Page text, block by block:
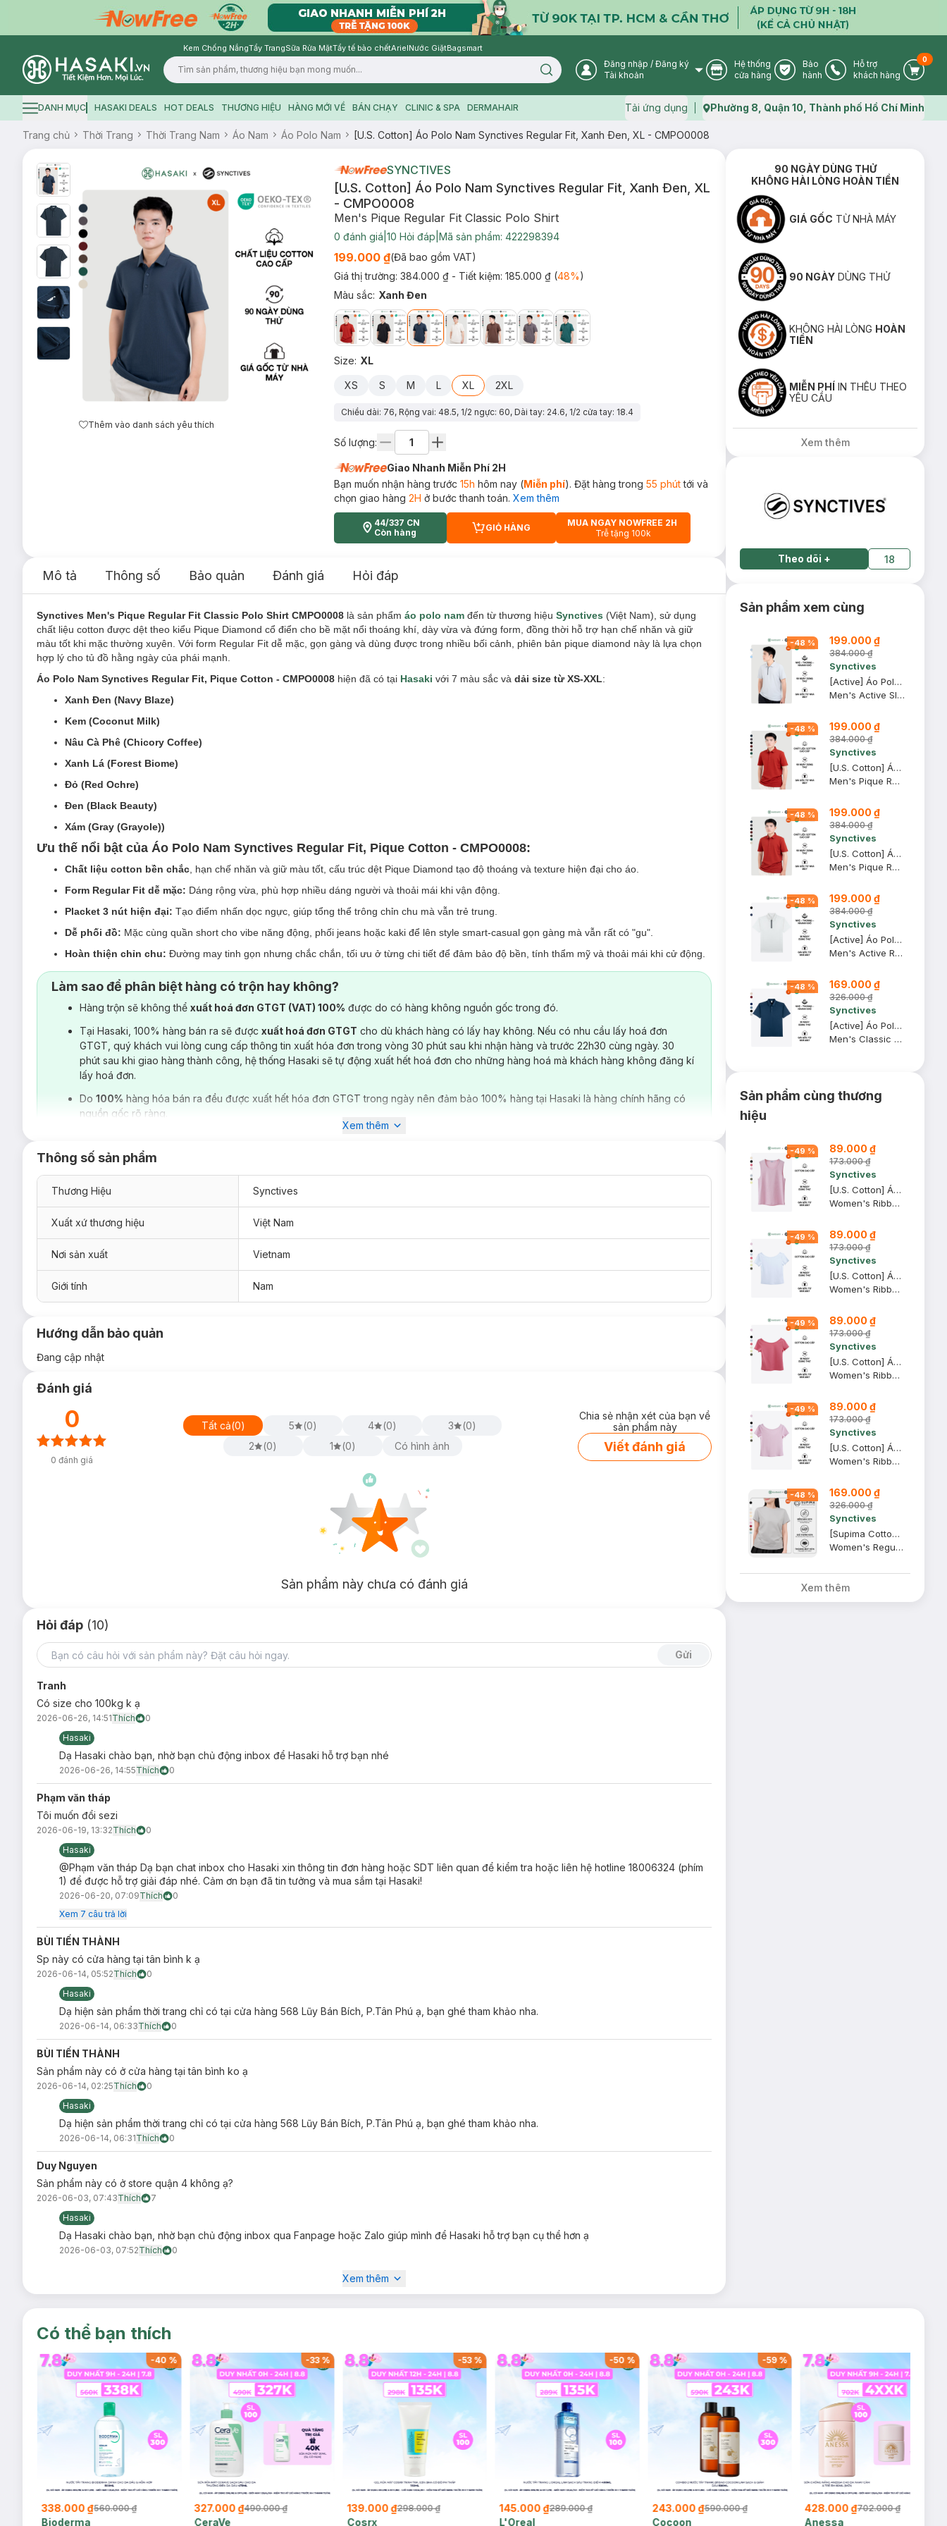
Kem Chống NắngTẩy TrangSữa Rửa MặtTẩy tế bào chếtArielNước GiặtBagsmart
Logo
Search icon User Icon
Đăng nhập / Đăng ký
Tài khoản
Store Icon
Hệ thống
cửa hàng
Warranty Icon
Bảo
hành
Phone Icon
Hỗ trợ
khách hàng
Cart
0
Hamburger icon
DANH MỤC HASAKI DEALS HOT DEALS THƯƠNG HIỆU HÀNG MỚI VỀ BÁN CHẠY CLINIC & SPA DERMAHAIR Tải ứng dụng Map icon
Phường 8, Quận 10, Thành phố Hồ Chí Minh
Trang chủ Thời Trang Thời Trang Nam Áo Nam Áo Polo Nam [U.S. Cotton] Áo Polo Nam Synctives Regular Fit, Xanh Ðen, XL - CMPO0008
Thêm vào danh sách yêu thích
SYNCTIVES
[U.S. Cotton] Áo Polo Nam Synctives Regular Fit, Xanh Ðen, XL
- CMPO0008
Men's Pique Regular Fit Classic Polo Shirt
0 đánh giá 10 Hỏi đáp Mã sản phẩm: 422298394
199.000 ₫(Đã bao gồm VAT)
Giá thị trường: 384.000 ₫ - Tiết kiệm: 185.000 ₫(48%)
Màu sắc: Xanh Đen
Size: XL
XS S M L XL 2XL
Chiều dài: 76, Rộng vai: 48.5, 1/2 ngực: 60, Dài tay: 24.6, 1/2 cửa tay: 18.4
Số lượng:
Giao Nhanh Miễn Phí 2H
Bạn muốn nhận hàng trước 15h hôm nay (Miễn phí). Đặt hàng trong 55 phúttới và
chọn giao hàng 2H ở bước thanh toán. Xem thêm
44/337 CN
Còn hàng
CART PLUS ICON
GIỎ HÀNG
MUA NGAY NOWFREE 2H
Trễ tặng 100k
Mô tả Thông số Bảo quản Đánh giá Hỏi đáp
Synctives Men's Pique Regular Fit Classic Polo Shirt CMPO0008 là sản phẩm áo polo nam đến từ thương hiệu Synctives (Việt Nam), sử dụng
chất liệu cotton được dệt theo kiểu Pique Diamond cổ điển cho bề mặt nổi thoáng khí, dày vừa và đứng form, đồng thời hỗ trợ hạn chế nhăn và giữ
màu tốt khi mặc thường xuyên. Với form Regular Fit dễ mặc, gọn gàng và dùng được trong nhiều bối cảnh, phiên bản pique diamond này là lựa chọn
hợp lý cho tủ đồ hằng ngày của phái mạnh.
Áo Polo Nam Synctives Regular Fit, Pique Cotton - CMPO0008 hiện đã có tại Hasaki với 7 màu sắc và dải size từ XS-XXL:
Xanh Đen (Navy Blaze)
Kem (Coconut Milk)
Nâu Cà Phê (Chicory Coffee)
Xanh Lá (Forest Biome)
Đỏ (Red Ochre)
Đen (Black Beauty)
Xám (Gray (Grayole))
Ưu thế nổi bật của Áo Polo Nam Synctives Regular Fit, Pique Cotton - CMPO0008:
Chất liệu cotton bền chắc , hạn chế nhăn và giữ màu tốt, cấu trúc dệt Pique Diamond tạo độ thoáng và texture hiện đại cho áo.
Form Regular Fit dễ mặc: Dáng rộng vừa, phù hợp nhiều dáng người và thoải mái khi vận động.
Placket 3 nút hiện đại: Tạo điểm nhấn dọc ngực, giúp tổng thể trông chỉn chu mà vẫn trẻ trung.
Dễ phối đồ: Mặc cùng quần short cho vibe năng động, phối jeans hoặc kaki để lên style smart-casual gọn gàng mà vẫn rất có "gu".
Hoàn thiện chỉn chu: Đường may tinh gọn nhưng chắc chắn, tối ưu ở từng chi tiết để đảm bảo độ bền, tính thẩm mỹ và thoải mái khi cử động.
Làm sao để phân biệt hàng có trộn hay không?
Hàng trộn sẽ không thể xuất hoá đơn GTGT (VAT) 100% được do có hàng không nguồn gốc trong đó.
Tại Hasaki, 100% hàng bán ra sẽ được xuất hoá đơn GTGT cho dù khách hàng có lấy hay không. Nếu có nhu cầu lấy hoá đơn
GTGT, quý khách vui lòng cung cấp thông tin xuất hóa đơn trong vòng 30 phút sau khi nhận hàng và trước 22h30 cùng ngày. 30
phút sau khi giao hàng thành công, hệ thống Hasaki sẽ tự động xuất hết hoá đơn cho những hàng hoá mà khách hàng không đăng kí
lấy hoá đơn.
Do 100% hàng hóa bán ra đều được xuất hết hóa đơn GTGT trong ngày nên đảm bảo 100% hàng tại Hasaki là hàng chính hãng có
nguồn gốc rõ ràng.
Xem thêm
Thông số sản phẩm
Thương Hiệu Synctives
Xuất xứ thương hiệu Việt Nam
Nơi sản xuất Vietnam
Giới tính Nam
Hướng dẫn bảo quản
Đang cập nhật
Đánh giá
0
0 đánh giá
Tất cả(0) 5 (0) 4 (0) 3 (0)
2
(0) 1 (0) Có hình ảnh
Chia sẻ nhận xét của bạn về
sản phẩm này
Viết đánh giá
Sản phẩm này chưa có đánh giá
Hỏi đáp (10)
Gửi
Tranh
Có size cho 100kg k ạ
2026-06-26, 14:51Thích
0
Hasaki
Dạ Hasaki chào bạn, nhờ bạn chủ động inbox để Hasaki hỗ trợ bạn nhé
2026-06-26, 14:55Thích 0
Phạm văn tháp
Tôi muốn đổi sezi
2026-06-19, 13:32Thích
0
Hasaki
@Phạm văn tháp Dạ bạn chat inbox cho Hasaki xin thông tin đơn hàng hoặc SDT liên quan để kiểm tra hoặc liên hệ hotline 18006324 (phím
1) để được hỗ trợ giải đáp nhé. Cảm ơn bạn đã tin tưởng và mua sắm tại Hasaki!
2026-06-20, 07:09Thích
0
Xem 7 câu trả lời
BÙI TIẾN THÀNH
Sp này có cửa hàng tại tân bình k ạ
2026-06-14, 05:52Thích
0
Hasaki
Dạ hiện sản phẩm thời trang chỉ có tại cửa hàng 568 Lũy Bán Bích, P.Tân Phú ạ, bạn ghé tham khảo nha.
2026-06-14, 06:33Thích 0
BÙI TIẾN THÀNH
Sản phẩm này có ở cửa hàng tại tân bình ko ạ
2026-06-14, 02:25Thích
0
Hasaki
Dạ hiện sản phẩm thời trang chỉ có tại cửa hàng 568 Lũy Bán Bích, P.Tân Phú ạ, bạn ghé tham khảo nha.
2026-06-14, 06:31Thích 0
Duy Nguyen
Sản phẩm này có ở store quận 4 không ạ?
2026-06-03, 07:43Thích
7
Hasaki
Dạ Hasaki chào bạn, nhờ bạn chủ động inbox qua Fanpage hoặc Zalo giúp mình để Hasaki hỗ trợ bạn cụ thể hơn ạ
2026-06-03, 07:52Thích 0
Xem thêm
90 NGÀY DÙNG THỬ
KHÔNG HÀI LÒNG HOÀN TIỀN
GIÁ GỐC TỪ NHÀ MÁY
90 NGÀY DÙNG THỬ
KHÔNG HÀI LÒNG HOÀN
TIỀN
MIỄN PHÍ IN THÊU THEO
YÊU CẦU
Xem thêm
Theo dõi + 18
Sản phẩm xem cùng
-48 % 199.000 ₫
384.000 ₫
Synctives
[Active] Áo Polo Nam Synctives Slim Fit, Xám Nhạt, XS - SMPO0012
Men's Active Slim Fit Polo Shirt
-48 % 199.000 ₫
384.000 ₫
Synctives
[U.S. Cotton] Áo Polo Nam Synctives Regular Fit, Ðỏ, L - CMPO0008
Men's Pique Regular Fit Classic Polo Shirt
-48 % 199.000 ₫
384.000 ₫
Synctives
[U.S. Cotton] Áo Polo Nam Synctives Regular Fit, Ðỏ, 2XL - CMPO0008
Men's Pique Regular Fit Classic Polo Shirt
-48 % 199.000 ₫
384.000 ₫
Synctives
[Active] Áo Polo Nam Synctives Regular Fit, Trắng, XS - SMPO0020
Men's Active Regular Fit Polo Shirt
-48 % 169.000 ₫
326.000 ₫
Synctives
[Active] Áo Polo Nam Synctives Classic Fit, Xanh Đen, S - CMPO0013
Men's Classic Fit Polo Shirt
Sản phẩm cùng thương
hiệu
-49 % 89.000 ₫
173.000 ₫
Synctives
[U.S. Cotton] Áo Tank Top Nữ Synctives Regular Fit, Hồng Phấn, M - CWTA0004
Women's Ribbed Regular Fit Tank Top
-49 % 89.000 ₫
173.000 ₫
Synctives
[U.S. Cotton] Áo Thun Nữ Cổ Thuyền Synctives Slim Fit, Trắng, XL - CWTS0013
Women's Ribbed U-neck Low Back T-shirt
-49 % 89.000 ₫
173.000 ₫
Synctives
[U.S. Cotton] Áo Thun Nữ Cổ Thuyền Synctives Slim Fit, Hồng Mận, M - CWTS0013
Women's Ribbed U-neck Low Back T-shirt
-49 % 89.000 ₫
173.000 ₫
Synctives
[U.S. Cotton] Áo Thun Nữ Cổ Thuyền Synctives Slim Fit, Hồng Phấn, L - CWTS0013
Women's Ribbed U-neck Low Back T-shirt
-48 % 169.000 ₫
326.000 ₫
Synctives
[Supima Cotton] Áo Thun Nữ Synctives Regular Fit, Xám Nhạt, XS - CWTS02
Women's Regular Fit Curved Hem T-Shirt
Xem thêm
Có thể bạn thích
-40 %
338.000 ₫560.000 ₫
Bioderma
-33%
327.000 ₫490.000 ₫
CeraVe
-53%
139.000 ₫298.000 ₫
Cosrx
-50 %
145.000 ₫289.000 ₫
L'Oreal
-59%
243.000 ₫590.000 ₫
Cocoon
428.000 ₫702.000 ₫
Anessa